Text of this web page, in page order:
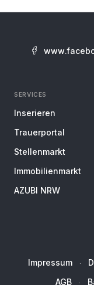
SERVICES
Inserieren
Trauerportal
Stellenmarkt
Immobilienmarkt
AZUBI NRW
Impressum
AGB